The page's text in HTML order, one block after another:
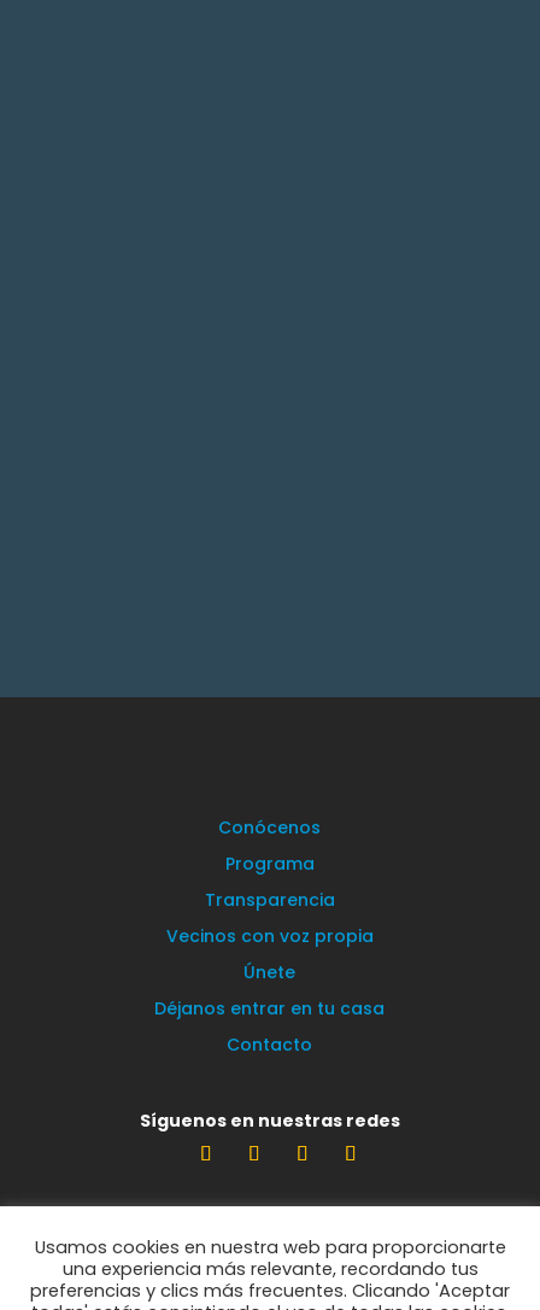
Conócenos
Programa
Transparencia
Vecinos con voz propia
Únete
Déjanos entrar en tu casa
Contacto
Síguenos en nuestras redes
Estamos encantados de leerte
info@vecinosportorrelodones.org
Usamos cookies en nuestra web para proporcionarte
una experiencia más relevante, recordando tus
preferencias y clics más frecuentes. Clicando 'Aceptar